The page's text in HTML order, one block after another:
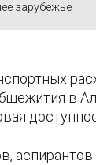
зарубежье
в